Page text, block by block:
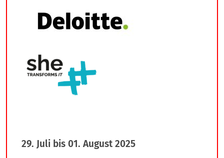
29. Juli bis 01. August 2025